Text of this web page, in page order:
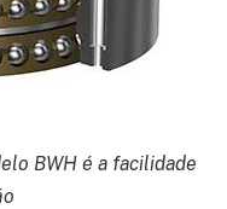
BWH é a facilidade